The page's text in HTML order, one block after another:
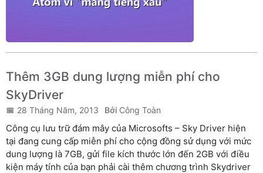
Thêm 3GB dung lượng miễn phí cho
SkyDriver
28 Tháng Năm, 2013 Công Toàn
Công cụ lưu trữ đám mây của Microsofts – Sky Driver hiện
tại đang cung cấp miễn phí cho cộng đồng sử dụng với mức
dung lượng là 7GB, gửi file kích thước lớn đến 2GB với điều
kiện máy tính của bạn phải cài thêm chương trình Skydriver